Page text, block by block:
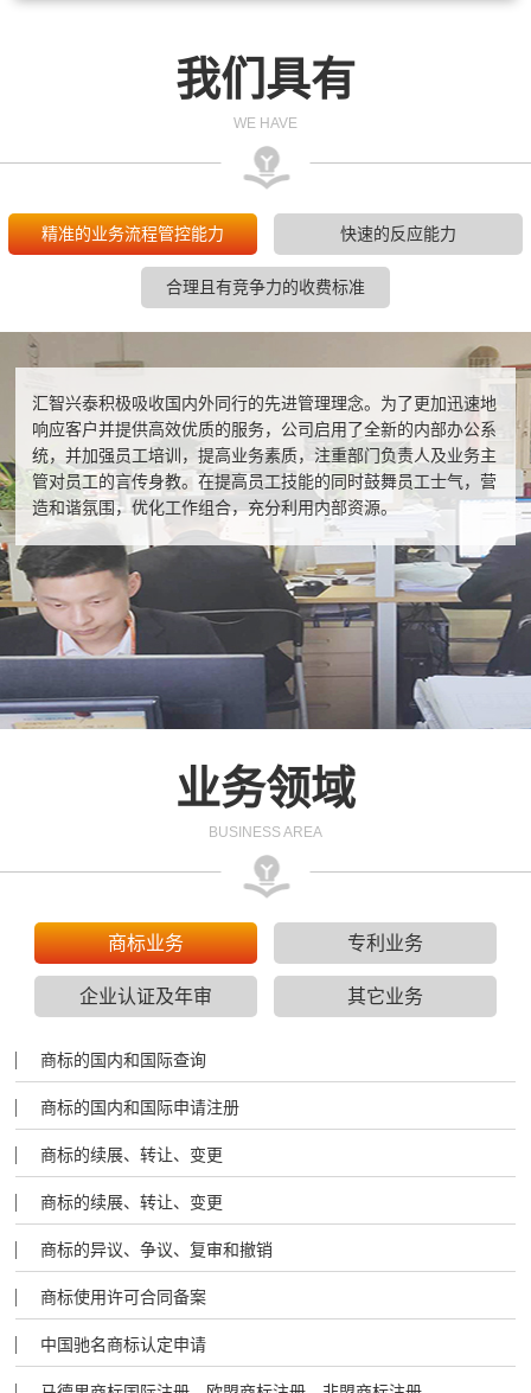
我们具有
WE HAVE
精准的业务流程管控能力 快速的反应能力
合理且有竞争力的收费标准
汇智兴泰积极吸收国内外同行的先进管理理念。为了更加迅速地
响应客户并提供高效优质的服务，公司启用了全新的内部办公系
统，并加强员工培训，提高业务素质，注重部门负责人及业务主
管对员工的言传身教。在提高员工技能的同时鼓舞员工士气，营
造和谐氛围，优化工作组合，充分利用内部资源。
业务领域
BUSINESS AREA
商标业务 专利业务
企业认证及年审 其它业务
商标的国内和国际查询
商标的国内和国际申请注册
商标的续展、转让、变更
商标的续展、转让、变更
商标的异议、争议、复审和撤销
商标使用许可合同备案
中国驰名商标认定申请